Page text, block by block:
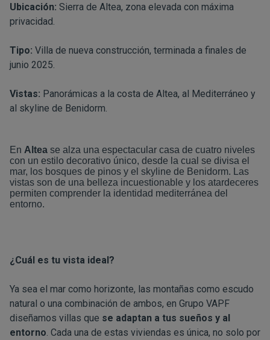
Ubicación: Sierra de Altea, zona elevada con máxima
privacidad.
Tipo: Villa de nueva construcción, terminada a finales de
junio 2025.
Vistas: Panorámicas a la costa de Altea, al Mediterráneo y
al skyline de Benidorm.
En Altea se alza una espectacular casa de cuatro niveles
con un estilo decorativo único, desde la cual se divisa el
mar, los bosques de pinos y el skyline de Benidorm. Las
vistas son de una belleza incuestionable y los atardeceres
permiten comprender la identidad mediterránea del
entorno.
¿Cuál es tu vista ideal?
Ya sea el mar como horizonte, las montañas como escudo
natural o una combinación de ambos, en Grupo VAPF
diseñamos villas que se adaptan a tus sueños y al
entorno. Cada una de estas viviendas es única, no solo por